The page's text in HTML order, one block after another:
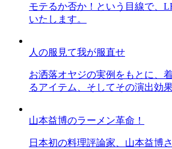
モテるか否か！という目線で、
いたします。
人の服見て我が服直せ
お洒落オヤジの実例をもとに、
るアイテム、そしてその演出効
山本益博のラーメン革命！
日本初の料理評論家、山本益博